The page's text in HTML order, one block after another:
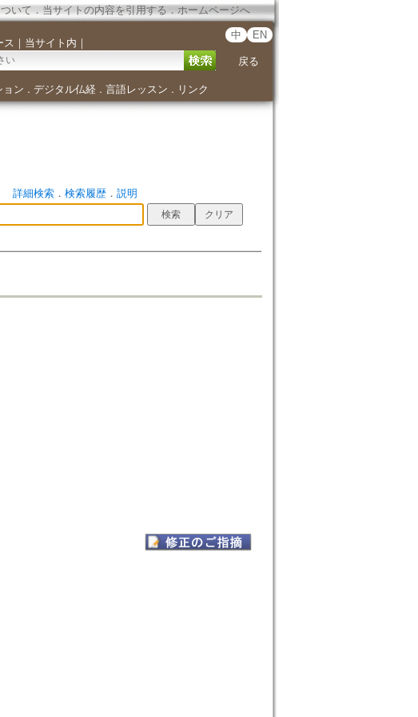
いて．当サイトの内容を引用する ． ホームページへ
ス ｜ 当サイト内 ｜
中 EN
戻る
ョン ． デジタル仏経． 言語レッスン ． リンク
詳細検索． 検索履歴． 説明